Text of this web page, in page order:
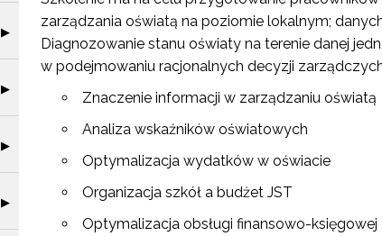
Rozwiń sekcję "Tworzenie e-zasobów do kształcenia zawodowego"
▶
Rozwiń sekcję "Wspieranie tworzenia szkół ćwiczeń"
▶
Rozwiń sekcję "Tworzenie programów nauczania"
▶
Rozwiń sekcję "Weryfikacja i odbiór zestawów narzędzi edukacyjnych"
▶
zarządzania oświatą na poziomie lokalnym;
Diagnozowanie stanu oświaty na terenie danej
w podejmowaniu racjonalnych decyzji
Znaczenie informacji w zarządzaniu oświatą
Analiza wskaźników oświatowych
Optymalizacja wydatków w oświacie
Organizacja szkół a budżet JST
Optymalizacja obsługi finansowo-księgowej